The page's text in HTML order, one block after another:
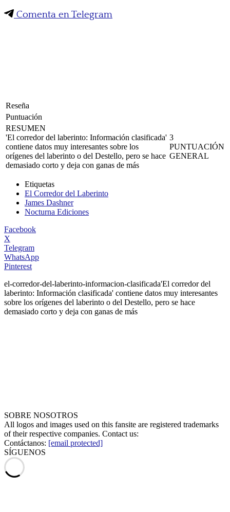
Comenta en Telegram
Reseña
Puntuación
RESUMEN
'El corredor del laberinto: Información clasificada'
contiene datos muy interesantes sobre los
orígenes del laberinto o del Destello, pero se hace
demasiado corto y deja con ganas de más
3
PUNTUACIÓN
GENERAL
Etiquetas
El Corredor del Laberinto
James Dashner
Nocturna Ediciones
Facebook
X
Telegram
WhatsApp
Pinterest
el-corredor-del-laberinto-informacion-clasificada'El corredor del
laberinto: Información clasificada' contiene datos muy interesantes
sobre los orígenes del laberinto o del Destello, pero se hace
demasiado corto y deja con ganas de más
SOBRE NOSOTROS
All logos and images used on this fansite are registered trademarks
of their respective companies. Contact us:
Contáctanos: [email protected]
SÍGUENOS